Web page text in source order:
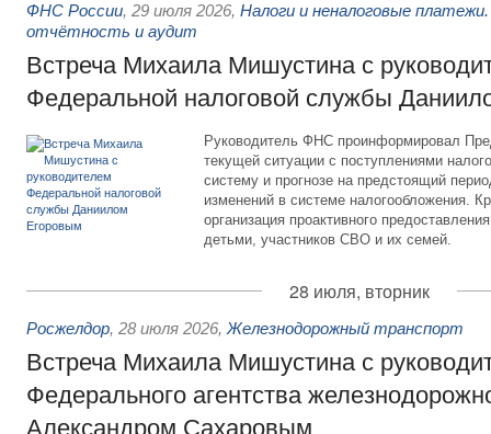
ФНС России, 29 июля 2026, Налоги и неналоговые
отчётность и аудит
Встреча Михаила Мишустина с
Федеральной налоговой службы
Руководитель ФНС проинформировал
текущей ситуации с поступлениями
систему и прогнозе на предстоящий
изменений в системе налогообложения.
организация проактивного
детьми, участников СВО и их семей.
28 июля, вторник
Росжелдор, 28 июля 2026, Железнодорожный транспорт
Встреча Михаила Мишустина с
Федерального агентства
Александром Сахаровым